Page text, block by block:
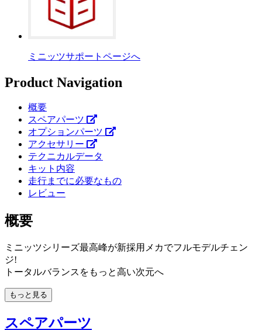
ミニッツサポートページへ
Product Navigation
概要
スペアパーツ
オプションパーツ
アクセサリー
テクニカルデータ
キット内容
走行までに必要なもの
レビュー
概要
ミニッツシリーズ最高峰が新採用メカでフルモデルチェン
ジ!
トータルバランスをもっと高い次元へ
もっと見る
スペアパーツ